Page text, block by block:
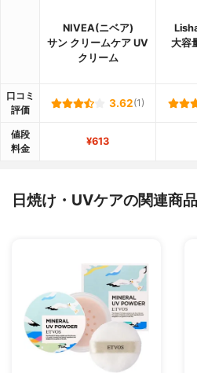
NIVEA(ニベア)
サン クリームケア UV
クリーム
大容
口コミ
評価
3.62(1)
値段
料金
¥613
日焼け・UVケアの関連商品